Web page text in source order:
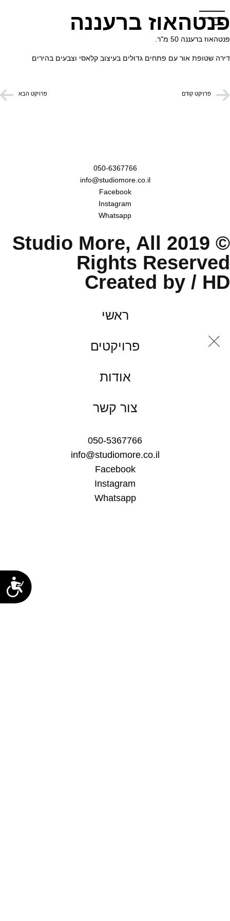
לֵב:
בְּאֲתָר
זֶה
בִּקְלִיק
הַמְּסַיַּעַת
פנטהאוז ברעננה
פנטהאוז ברעננה 50 מ"ר.
דירה שטופת אור עם פתחים גדולים בעיצוב קלאסי וצבעים בהירים
פרויקט הבא פרויקט קודם
050-6367766
info@studiomore.co.il
Facebook
Instagram
Whatsapp
© 2019 Studio More, All
Rights Reserved
Created by / HD
ראשי
פרויקטים
אודות
צור קשר
050-5367766
info@studiomore.co.il
Facebook
Instagram
Whatsapp